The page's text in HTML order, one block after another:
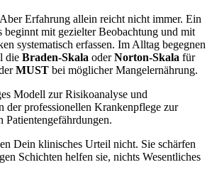
Erfahrung allein reicht nicht immer. Ein
beginnt mit gezielter Beobachtung und mit
systematisch erfassen. Im Alltag begegnen
die Braden-Skala oderNorton-Skala für
MUST bei möglicher Mangelernährung.
Dein klinisches Urteil nicht. Sie schärfen
Schichten helfen sie, nichts Wesentliches